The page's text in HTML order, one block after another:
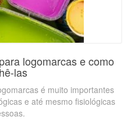
logomarcas e como
las
é muito importantes
e até mesmo fisiológicas